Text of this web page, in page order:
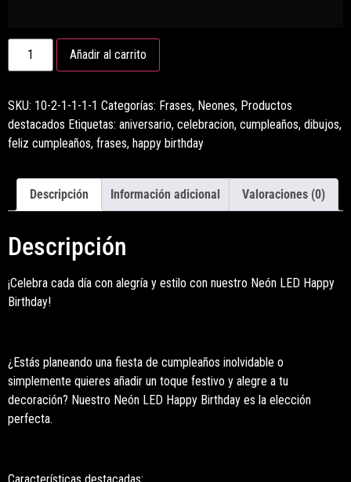
Añadir al carrito
SKU: 10-2-1-1-1-1 Categorías: Frases, Neones, Productos
destacados Etiquetas: aniversario, celebracion, cumpleaños, dibujos,
feliz cumpleaños, frases, happy birthday
Descripción Información adicional Valoraciones (0)
Descripción
¡Celebra cada día con alegría y estilo con nuestro Neón LED Happy
Birthday!
¿Estás planeando una fiesta de cumpleaños inolvidable o
simplemente quieres añadir un toque festivo y alegre a tu
decoración? Nuestro Neón LED Happy Birthday es la elección
perfecta.